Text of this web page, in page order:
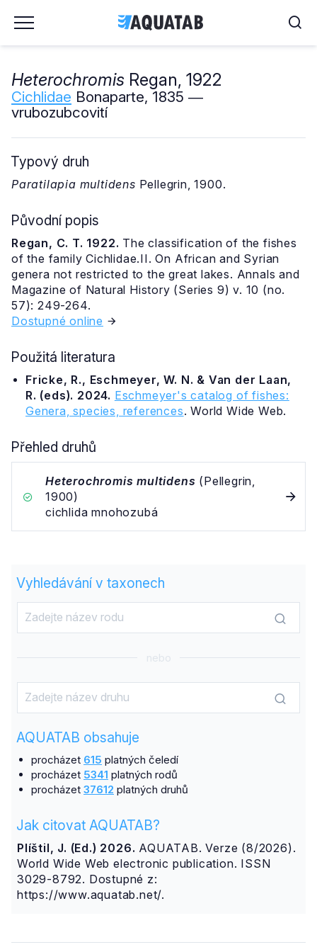
Heterochromis Regan, 1922
Cichlidae Bonaparte, 1835 ―
vrubozubcovití
Typový druh
Paratilapia multidens Pellegrin, 1900.
Původní popis
Regan, C. T. 1922. The classification of the fishes
of the family Cichlidae.II. On African and Syrian
genera not restricted to the great lakes. Annals and
Magazine of Natural History (Series 9) v. 10 (no.
57): 249-264.
Dostupné online
Použitá literatura
Fricke, R., Eschmeyer, W. N. & Van der Laan,
R. (eds). 2024. Eschmeyer's catalog of fishes:
Genera, species, references. World Wide Web.
Přehled druhů
Heterochromis multidens (Pellegrin,
1900)
cichlida mnohozubá
Vyhledávání v taxonech
nebo
AQUATAB obsahuje
procházet 615 platných čeledí
procházet 5341 platných rodů
procházet 37612 platných druhů
Jak citovat AQUATAB?
Plíštil, J. (Ed.) 2026. AQUATAB. Verze (8/2026).
World Wide Web electronic publication. ISSN
3029-8792. Dostupné z:
https://www.aquatab.net/.